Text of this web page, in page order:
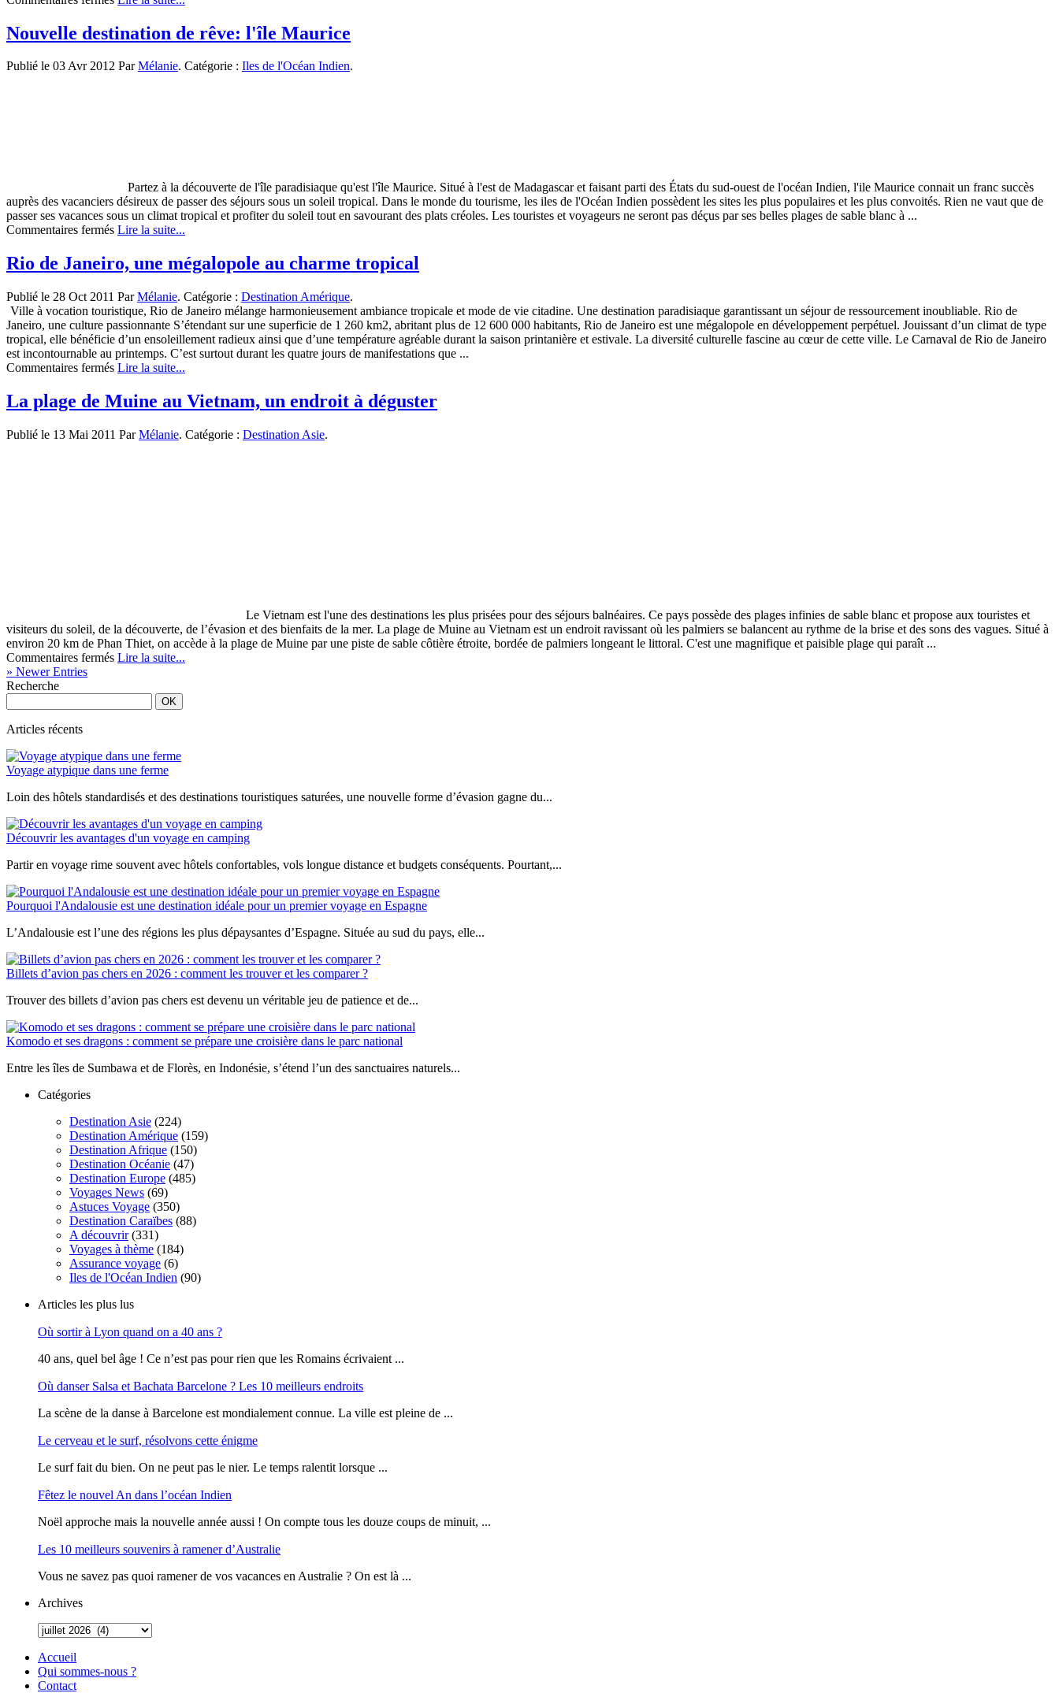
à
Djerba,
du
Nouvelle destination de rêve: l'île Maurice
Publié le 03 Avr 2012 ParMélanie. Catégorie : Iles de l'Océan Indien.
Partez à la découverte de l'île paradisiaque qu'est l'île Maurice. Situé à l'est de Madagascar et faisant parti des États du sud-ouest de l'océan Indien, l'ile Maurice connait un franc succès
auprès des vacanciers désireux de passer des séjours sous un soleil tropical. Dans le monde du tourisme, les iles de l'Océan Indien possèdent les sites les plus populaires et les plus convoités. Rien ne vaut que de
passer ses vacances sous un climat tropical et profiter du soleil tout en savourant des plats créoles. Les touristes et voyageurs ne seront pas déçus par ses belles plages de sable blanc à ...
Commentaires ferméssur
destination
de
l’île
Maurice
Lire la suite...
Rio de Janeiro, une mégalopole au charme tropical
Publié le 28 Oct 2011 ParMélanie. Catégorie : Destination Amérique.
Ville à vocation touristique, Rio de Janeiro mélange harmonieusement ambiance tropicale et mode de vie citadine. Une destination paradisiaque garantissant un séjour de ressourcement inoubliable. Rio de
Janeiro, une culture passionnante S’étendant sur une superficie de 1 260 km2, abritant plus de 12 600 000 habitants, Rio de Janeiro est une mégalopole en développement perpétuel. Jouissant d’un climat de type
tropical, elle bénéficie d’un ensoleillement radieux ainsi que d’une température agréable durant la saison printanière et estivale. La diversité culturelle fascine au cœur de cette ville. Le Carnaval de Rio de Janeiro
est incontournable au printemps. C’est surtout durant les quatre jours de manifestations que ...
Commentaires ferméssur
de
Janeiro,
mégalopole
Lire la suite...
La plage de Muine au Vietnam, un endroit à déguster
Publié le 13 Mai 2011 ParMélanie. Catégorie : Destination Asie.
Le Vietnam est l'une des destinations les plus prisées pour des séjours balnéaires. Ce pays possède des plages infinies de sable blanc et propose aux touristes et
visiteurs du soleil, de la découverte, de l’évasion et des bienfaits de la mer. La plage de Muine au Vietnam est un endroit ravissant où les palmiers se balancent au rythme de la brise et des sons des vagues. Situé à
environ 20 km de Phan Thiet, on accède à la plage de Muine par une piste de sable côtière étroite, bordée de palmiers longeant le littoral. C'est une magnifique et paisible plage qui paraît ...
Commentaires ferméssur
Muine
un
endroit
déguster
Lire la suite...
» Newer Entries
Recherche
Articles récents
Voyage atypique dans une ferme
Loin des hôtels standardisés et des destinations touristiques saturées, une nouvelle forme d’évasion gagne du...
Découvrir les avantages d'un voyage en camping
Partir en voyage rime souvent avec hôtels confortables, vols longue distance et budgets conséquents. Pourtant,...
Pourquoi l'Andalousie est une destination idéale pour un premier voyage en Espagne
L’Andalousie est l’une des régions les plus dépaysantes d’Espagne. Située au sud du pays, elle...
Billets d’avion pas chers en 2026 : comment les trouver et les comparer ?
Trouver des billets d’avion pas chers est devenu un véritable jeu de patience et de...
Komodo et ses dragons : comment se prépare une croisière dans le parc national
Entre les îles de Sumbawa et de Florès, en Indonésie, s’étend l’un des sanctuaires naturels...
Catégories
Destination Asie (224)
Destination Amérique (159)
Destination Afrique (150)
Destination Océanie (47)
Destination Europe (485)
Voyages News (69)
Astuces Voyage (350)
Destination Caraïbes (88)
A découvrir(331)
Voyages à thème (184)
Assurance voyage (6)
Iles de l'Océan Indien (90)
Articles les plus lus
Où sortir à Lyon quand on a 40 ans ?
40 ans, quel bel âge ! Ce n’est pas pour rien que les Romains écrivaient ...
Où danser Salsa et Bachata Barcelone ? Les 10 meilleurs endroits
La scène de la danse à Barcelone est mondialement connue. La ville est pleine de ...
Le cerveau et le surf, résolvons cette énigme
Le surf fait du bien. On ne peut pas le nier. Le temps ralentit lorsque ...
Fêtez le nouvel An dans l’océan Indien
Noël approche mais la nouvelle année aussi ! On compte tous les douze coups de minuit, ...
Les 10 meilleurs souvenirs à ramener d’Australie
Vous ne savez pas quoi ramener de vos vacances en Australie ? On est là ...
Archives
Accueil
Qui sommes-nous ?
Contact